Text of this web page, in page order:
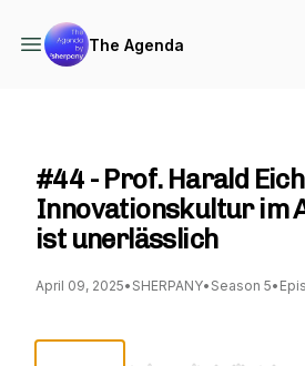
The Agenda
#44 - Prof. Harald
Innovationskultur im
ist unerlässlich
April 09, 2025• SHERPANY• Season 5•